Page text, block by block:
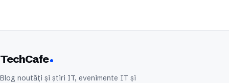
TechCafe
Blog noutăți și știri IT, evenimente IT și